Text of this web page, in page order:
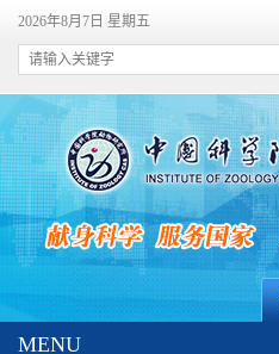
2026年8月7日 星期五
MENU